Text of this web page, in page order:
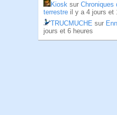
Kiosk sur Chroniques
terrestre il y a 4 jours et
TRUCMUCHE sur
jours et 6 heures